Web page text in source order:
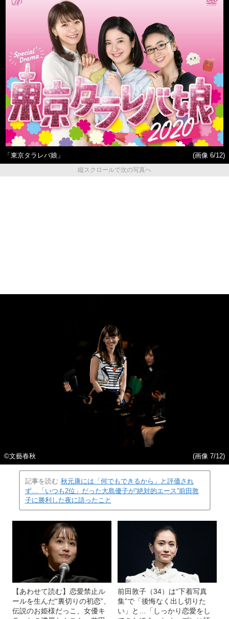
「東京タラレバ娘」
(画像 6/12)
縦スクロールで次の写真へ
©文藝春秋 (画像 7/12)
記事を読む 秋元康には「何でもできるから」と評価され
ず…「いつも2位」だった大島優子が“絶対的エース”前田敦
子に勝利した夜に語ったこと
【あわせて読む】恋愛禁止ル
ールを生んだ“裏切りの初恋”、
伝説のお姫様だっこ、女優キ
前田敦子（34）は“下着写真
集”で「後悔なく出し切りた
い」と…「しっかり恋愛をし